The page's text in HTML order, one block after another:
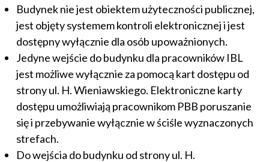
Budynek nie jest obiektem użyteczności publicznej,
jest objęty systemem kontroli elektronicznej i jest
dostępny wyłącznie dla osób upoważnionych.
Jedyne wejście do budynku dla pracowników IBL
jest możliwe wyłącznie za pomocą kart dostępu od
strony ul. H. Wieniawskiego. Elektroniczne karty
dostępu umożliwiają pracownikom PBB poruszanie
się i przebywanie wyłącznie w ściśle wyznaczonych
strefach.
Do wejścia do budynku od strony ul. H.